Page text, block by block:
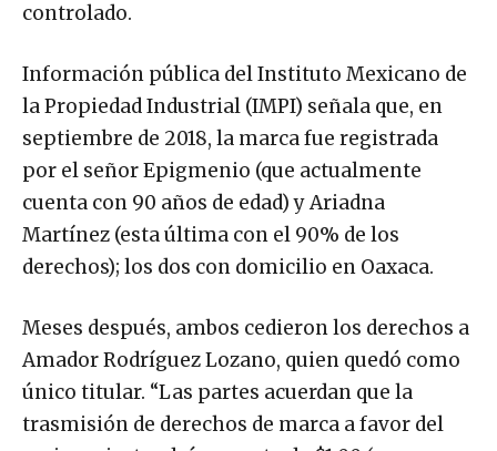
controlado.
Información pública del Instituto Mexicano de
la Propiedad Industrial (IMPI) señala que, en
septiembre de 2018, la marca fue registrada
por el señor Epigmenio (que actualmente
cuenta con 90 años de edad) y Ariadna
Martínez (esta última con el 90% de los
derechos); los dos con domicilio en Oaxaca.
Meses después, ambos cedieron los derechos a
Amador Rodríguez Lozano, quien quedó como
único titular. “Las partes acuerdan que la
trasmisión de derechos de marca a favor del